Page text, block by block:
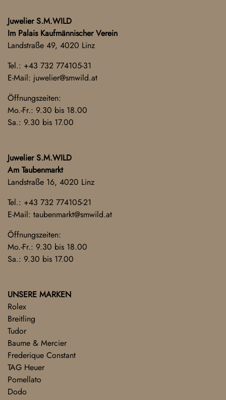
Juwelier S.M.WILD
Im Palais Kaufmännischer Verein
Landstraße 49, 4020 Linz
Tel.: +43 732 774105-31
E-Mail: juwelier@smwild.at
Öffnungszeiten:
Mo.-Fr.: 9.30 bis 18.00
Sa.: 9.30 bis 17.00
Juwelier S.M.WILD
Am Taubenmarkt
Landstraße 16, 4020 Linz
Tel.: +43 732 774105-21
E-Mail: taubenmarkt@smwild.at
Öffnungszeiten:
Mo.-Fr.: 9.30 bis 18.00
Sa.: 9.30 bis 17.00
UNSERE MARKEN
Rolex
Breitling
Tudor
Baume & Mercier
Frederique Constant
TAG Heuer
Pomellato
Dodo